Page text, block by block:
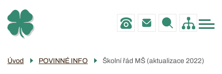
hlavnímu
Menu
navigace
ZŠ
MŠ
Úvod POVINNÉ INFO Školní řád MŠ (aktualizace 2022)